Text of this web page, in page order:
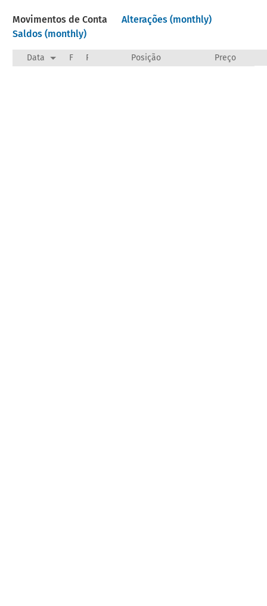
Movimentos de Conta
Alterações (monthly)
Saldos (monthly)
Data F Payee/Narration
Posição Preço